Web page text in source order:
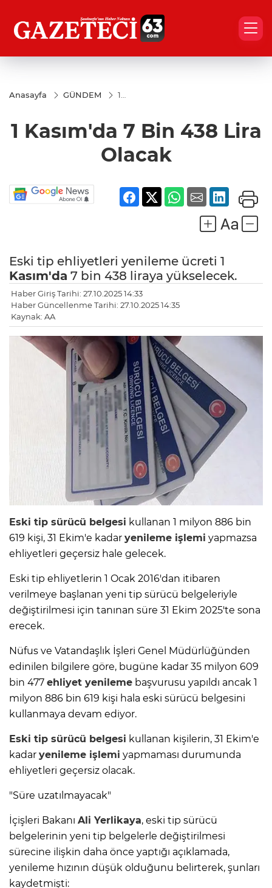
Anasayfa GÜNDEM
1
Lira
Olacak
1 Kasım'da 7 Bin 438 Lira
Olacak
Eski tip ehliyetleri yenileme ücreti 1
Kasım'da 7 bin 438 liraya yükselecek.
Haber Giriş Tarihi: 27.10.2025 14:33
Haber Güncellenme Tarihi: 27.10.2025 14:35
Kaynak: AA
Eski tip sürücü belgesi kullanan 1 milyon 886 bin
619 kişi, 31 Ekim'e kadar yenileme işlemi yapmazsa
ehliyetleri geçersiz hale gelecek.
Eski tip ehliyetlerin 1 Ocak 2016'dan itibaren
verilmeye başlanan yeni tip sürücü belgeleriyle
değiştirilmesi için tanınan süre 31 Ekim 2025'te sona
erecek.
Nüfus ve Vatandaşlık İşleri Genel Müdürlüğünden
edinilen bilgilere göre, bugüne kadar 35 milyon 609
bin 477 ehliyet yenileme başvurusu yapıldı ancak 1
milyon 886 bin 619 kişi hala eski sürücü belgesini
kullanmaya devam ediyor.
Eski tip sürücü belgesi kullanan kişilerin, 31 Ekim'e
kadar yenileme işlemi yapmaması durumunda
ehliyetleri geçersiz olacak.
"Süre uzatılmayacak"
İçişleri Bakanı Ali Yerlikaya, eski tip sürücü
belgelerinin yeni tip belgelerle değiştirilmesi
sürecine ilişkin daha önce yaptığı açıklamada,
yenileme hızının düşük olduğunu belirterek, şunları
kaydetmişti: